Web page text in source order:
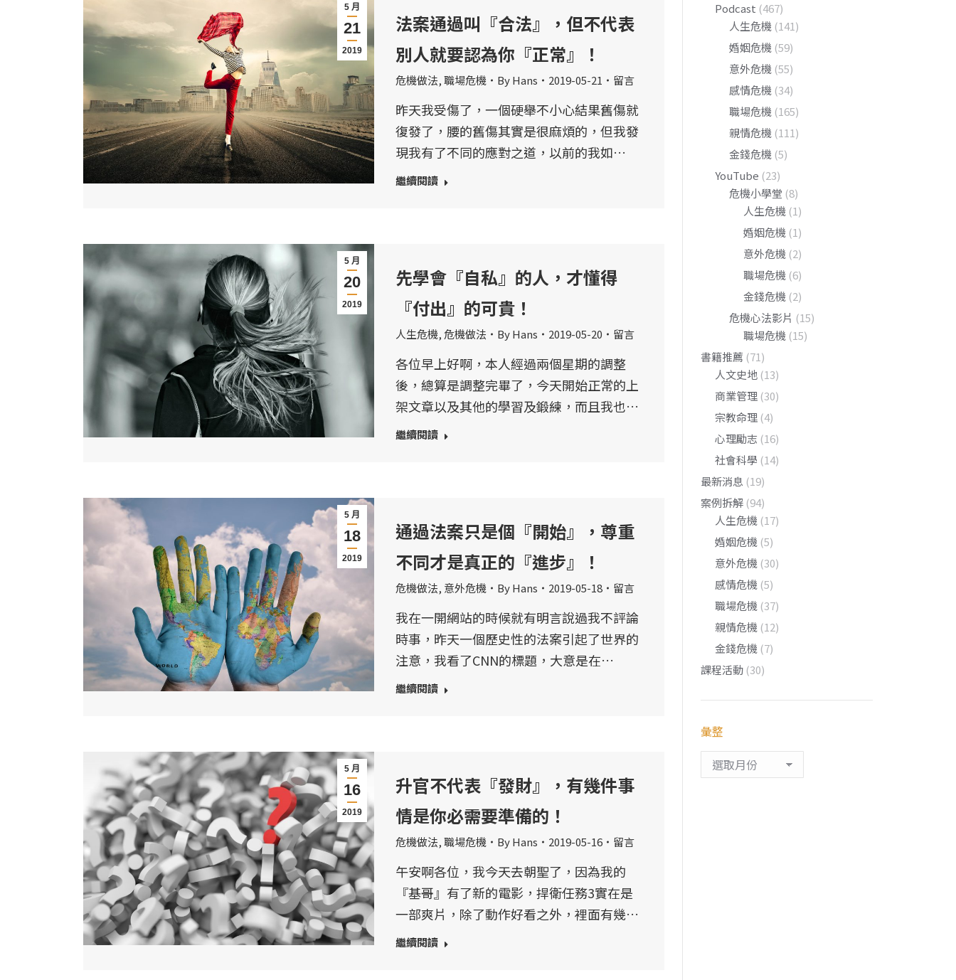
5 月
21
2019
法案通過叫『合法』，但不代表
別人就要認為你『正常』！
危機做法,職場危機 ByHans 2019-05-21 留言
昨天我受傷了，一個硬舉不小心結果舊傷就
復發了，腰的舊傷其實是很麻煩的，但我發
現我有了不同的應對之道，以前的我如…
繼續閱讀
5 月
20
2019
先學會『自私』的人，才懂得
『付出』的可貴！
人生危機,危機做法 ByHans 2019-05-20 留言
各位早上好啊，本人經過兩個星期的調整
後，總算是調整完畢了，今天開始正常的上
架文章以及其他的學習及鍛練，而且我也…
繼續閱讀
5 月
18
2019
通過法案只是個『開始』，尊重
不同才是真正的『進步』！
危機做法, 意外危機 ByHans 2019-05-18 留言
我在一開網站的時候就有明言說過我不評論
時事，昨天一個歷史性的法案引起了世界的
注意，我看了CNN的標題，大意是在…
繼續閱讀
5 月
16
2019
升官不代表『發財』，有幾件事
情是你必需要準備的！
危機做法,職場危機 ByHans 2019-05-16 留言
午安啊各位，我今天去朝聖了，因為我的
『基哥』有了新的電影，捍衛任務3實在是
一部爽片，除了動作好看之外，裡面有幾…
繼續閱讀
Podcast (467)
人生危機 (141)
婚姻危機 (59)
意外危機 (55)
感情危機 (34)
職場危機 (165)
親情危機 (111)
金錢危機 (5)
YouTube (23)
危機小學堂 (8)
人生危機 (1)
婚姻危機 (1)
意外危機 (2)
職場危機 (6)
金錢危機 (2)
危機心法影片 (15)
職場危機 (15)
書籍推薦 (71)
人文史地 (13)
商業管理 (30)
宗教命理 (4)
心理勵志 (16)
社會科學 (14)
最新消息 (19)
案例拆解 (94)
人生危機 (17)
婚姻危機 (5)
意外危機 (30)
感情危機 (5)
職場危機 (37)
親情危機 (12)
金錢危機 (7)
課程活動 (30)
彙整
整